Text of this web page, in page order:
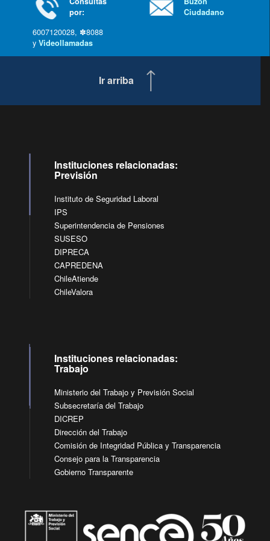
por:
6007120028, ✽8088
yVideollamadas
Ciudadano
Ir arriba
Instituciones relacionadas:
Previsión
Instituto de Seguridad Laboral
IPS
Superintendencia de Pensiones
SUSESO
DIPRECA
CAPREDENA
ChileAtiende
ChileValora
Instituciones relacionadas:
Trabajo
Ministerio del Trabajo y Previsión Social
Subsecretaría del Trabajo
DICREP
Dirección del Trabajo
Comisión de Integridad Pública y Transparencia
Consejo para la Transparencia
Gobierno Transparente